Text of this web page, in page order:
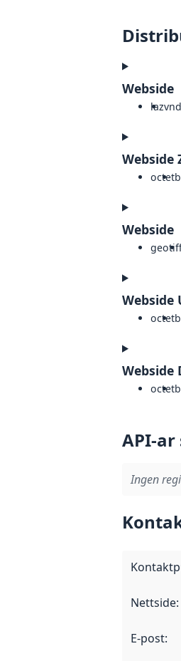
Webside
laz
Webside
octet
Webside
Webside
octet
Webside
octet
API-
Ingen
Nettside:
E-post: